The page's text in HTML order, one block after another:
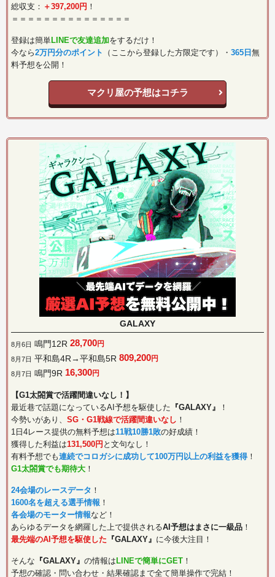
総収支： ＋397,200円 ！
＝＝＝＝＝＝＝＝＝＝＝＝＝＝＝
登録は簡単LINEで友達追加をするだけ！
今なら2万円分のポイント （ここから登録した方限定です）・ 365日 無
料予想を公開！
マクリ屋の予想はコチラ
GALAXY
8月6日 鳴門12R 28,700円
8月7日 平和島4R→平和島5R 809,200円
8月7日 鳴門9R 16,300円
【G1太閤賞で活躍間違いなし！】
最近巷で話題になっているAI予想を駆使した 『GALAXY』
！
今勢いがあり、 SG・G1戦線で活躍間違いなし ！
1日4レース提供の無料予想は11戦10勝1敗の好成績！
獲得した利益は131,500円 と文句なし！
有料予想でも連続でコロガシに成功して100万円以上の利益を獲得！
G1太閤賞でも期待大 ！
24会場のレースデータ ！
1600名を超える選手情報 ！
各会場のモーター情報など！
あらゆるデータを網羅した上で提供されるAI予想はまさに一級品 ！
最先端のAI予想を駆使した 『GALAXY』 に今後大注目！
そんな 『GALAXY』 の情報は LINEで簡単にGET ！
予想の確認・問い合わせ・結果確認まで全て簡単操作で完結！